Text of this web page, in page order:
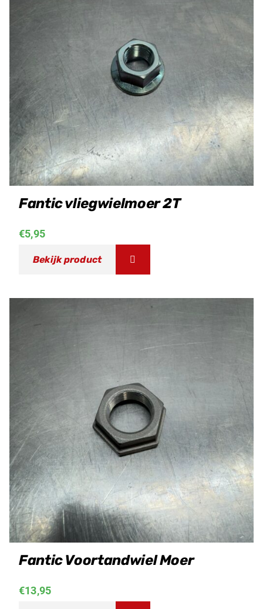
Fantic vliegwielmoer 2T
€5,95
Bekijk product
Fantic Voortandwiel Moer
€13,95